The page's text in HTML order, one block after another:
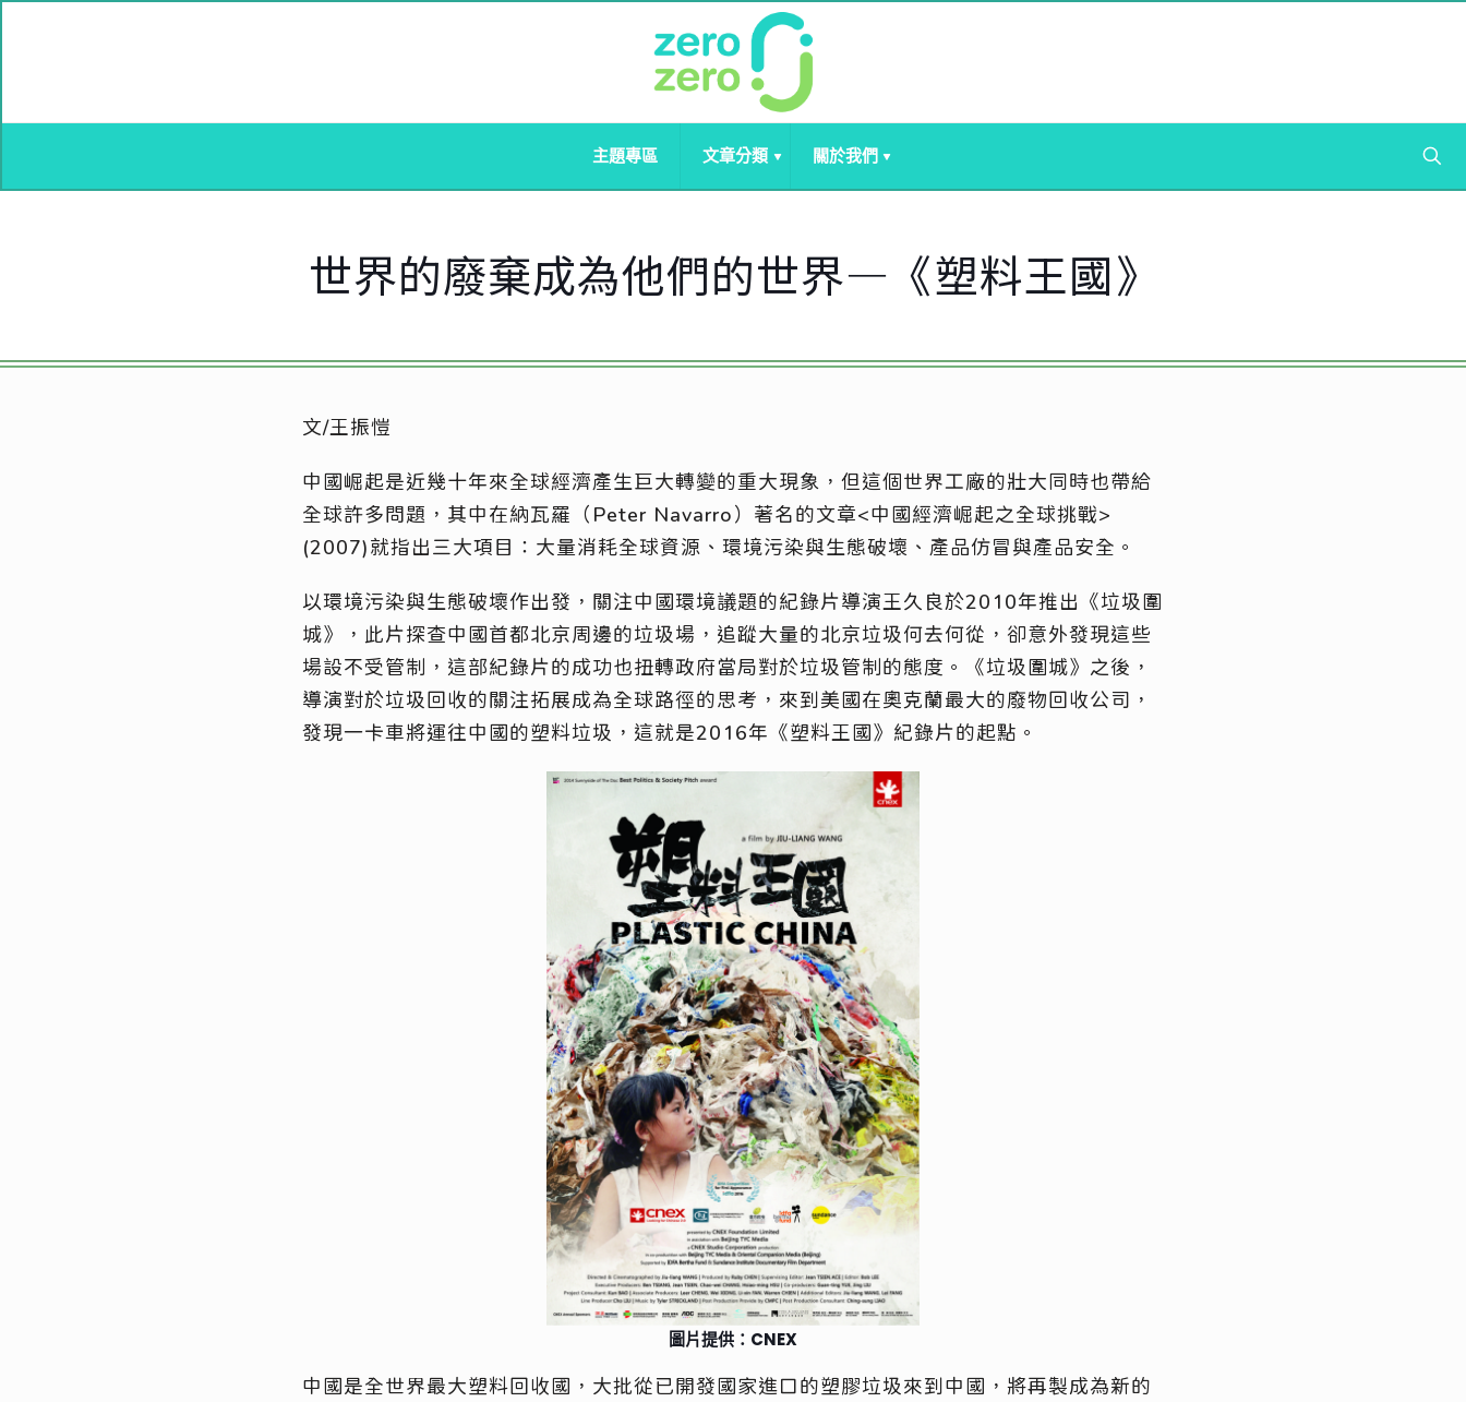
主題專區 文章分類 關於我們
世界的廢棄成為他們的世界—《塑料王國》
文/王振愷
中國崛起是近幾十年來全球經濟產生巨大轉變的重大現象，但這個世界工廠的壯大同時也帶給
全球許多問題，其中在納瓦羅（Peter Navarro）著名的文章<中國經濟崛起之全球挑戰>
(2007)就指出三大項目：大量消耗全球資源、環境污染與生態破壞、產品仿冒與產品安全。
以環境污染與生態破壞作出發，關注中國環境議題的紀錄片導演王久良於2010年推出《垃圾圍
城》，此片探查中國首都北京周邊的垃圾場，追蹤大量的北京垃圾何去何從，卻意外發現這些
場設不受管制，這部紀錄片的成功也扭轉政府當局對於垃圾管制的態度。《垃圾圍城》之後，
導演對於垃圾回收的關注拓展成為全球路徑的思考，來到美國在奧克蘭最大的廢物回收公司，
發現一卡車將運往中國的塑料垃圾，這就是2016年《塑料王國》紀錄片的起點。
圖片提供：CNEX
中國是全世界最大塑料回收國，大批從已開發國家進口的塑膠垃圾來到中國，將再製成為新的